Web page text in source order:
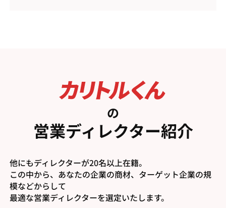
の
営業ディレクター紹介
他にもディレクターが20名以上在籍。
この中から、あなたの企業の商材、ターゲット企業の規
模などからして
最適な営業ディレクターを選定いたします。